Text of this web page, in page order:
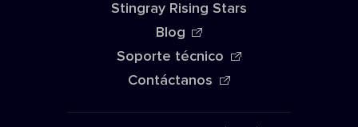
Stingray Rising Stars
Blog
Soporte técnico
Contáctanos